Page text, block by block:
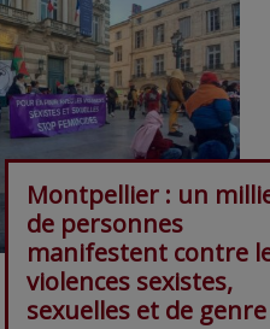
Montpellier : un
de personnes
manifestent contre
violences sexistes,
sexuelles et de genre